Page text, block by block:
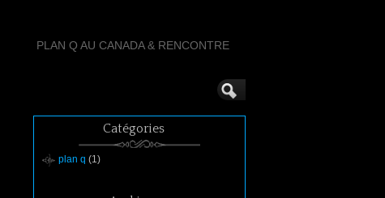
PLAN Q AU CANADA & RENCONTRE
Catégories
plan q (1)